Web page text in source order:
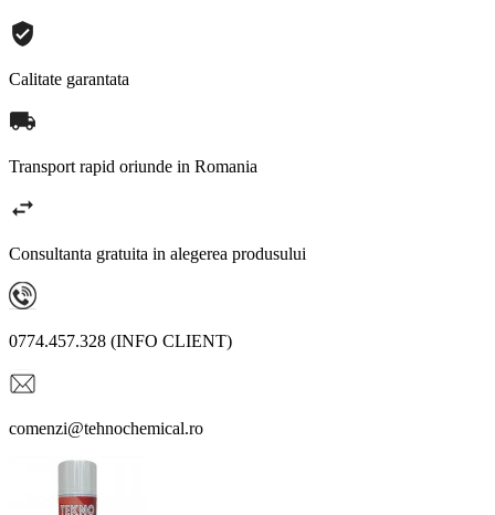
Calitate garantata
Transport rapid oriunde in Romania
Consultanta gratuita in alegerea produsului
0774.457.328 (INFO CLIENT)
comenzi@tehnochemical.ro